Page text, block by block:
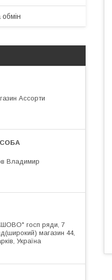
Ассорти
Владимир
госп ряди, 7
магазин 44,
Україна